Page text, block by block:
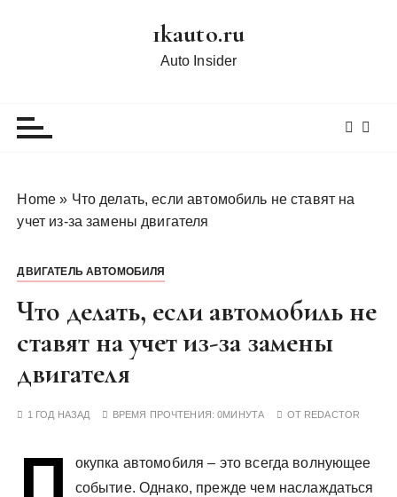
1kauto.ru
Auto Insider
Home » Что делать, если автомобиль не ставят на
учет из-за замены двигателя
ДВИГАТЕЛЬ АВТОМОБИЛЯ
Что делать, если автомобиль не
ставят на учет из-за замены
двигателя
1 ГОД НАЗАД ВРЕМЯ ПРОЧТЕНИЯ:0МИНУТА ОТ REDACTOR
П
окупка автомобиля – это всегда волнующее
событие. Однако, прежде чем наслаждаться